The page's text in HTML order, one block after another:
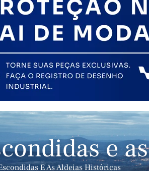
e
E As Aldeias Históricas